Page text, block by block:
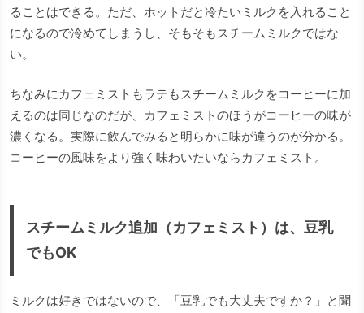
ることはできる。ただ、ホットだと冷たいミルクを入れること
になるので冷めてしまうし、そもそもスチームミルクではな
い。
ちなみにカフェミストもラテもスチームミルクをコーヒーに加
えるのは同じなのだが、カフェミストのほうがコーヒーの味が
濃くなる。実際に飲んでみると明らかに味が違うのが分かる。
コーヒーの風味をより強く味わいたいならカフェミスト。
スチームミルク追加（カフェミスト）は、豆乳
でもOK
ミルクは好きではないので、「豆乳でも大丈夫ですか？」と聞